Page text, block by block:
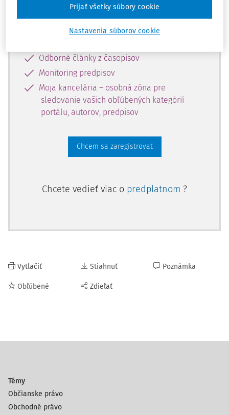
Vďaka registrácii získate prístup aj k
vybranému obsahu:
Odborné články z časopisov
Monitoring predpisov
Moja kancelária – osobná zóna pre
sledovanie vašich obľúbených kategórií
portálu, autorov, predpisov
Chcem sa zaregistrovať
Chcete vedieť viac o predplatnom ?
Vytlačiť
Obľúbené
Stiahnuť
Zdieľať
Poznámka
Témy
Občianske právo
Obchodné právo
Nastavenia súborov cookie
Prijať všetky súbory cookie